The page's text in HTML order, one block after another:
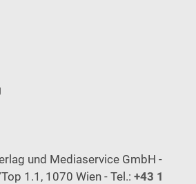
und Mediaservice GmbH -
1.1, 1070 Wien - Tel.: +43 1